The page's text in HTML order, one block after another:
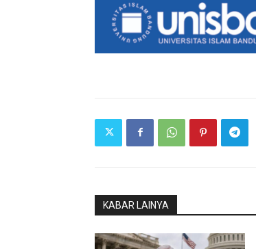
KABAR LAINYA